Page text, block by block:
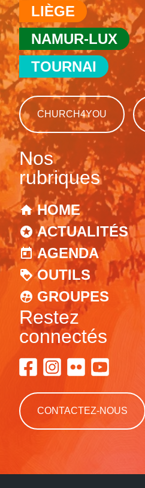
LIÈGE
NAMUR-LUX
TOURNAI
CHURCH4YOU
Nos
rubriques
HOME
ACTUALITÉS
AGENDA
OUTILS
GROUPES
Restez
connectés
CONTACTEZ-NOUS